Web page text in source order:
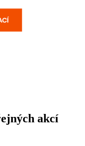
akcí